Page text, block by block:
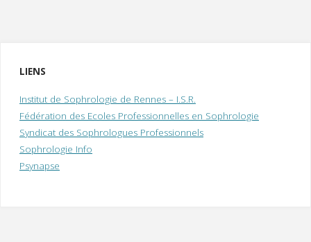
LIENS
Institut de Sophrologie de Rennes – I.S.R.
Fédération des Ecoles Professionnelles en Sophrologie
Syndicat des Sophrologues Professionnels
Sophrologie Info
Psynapse